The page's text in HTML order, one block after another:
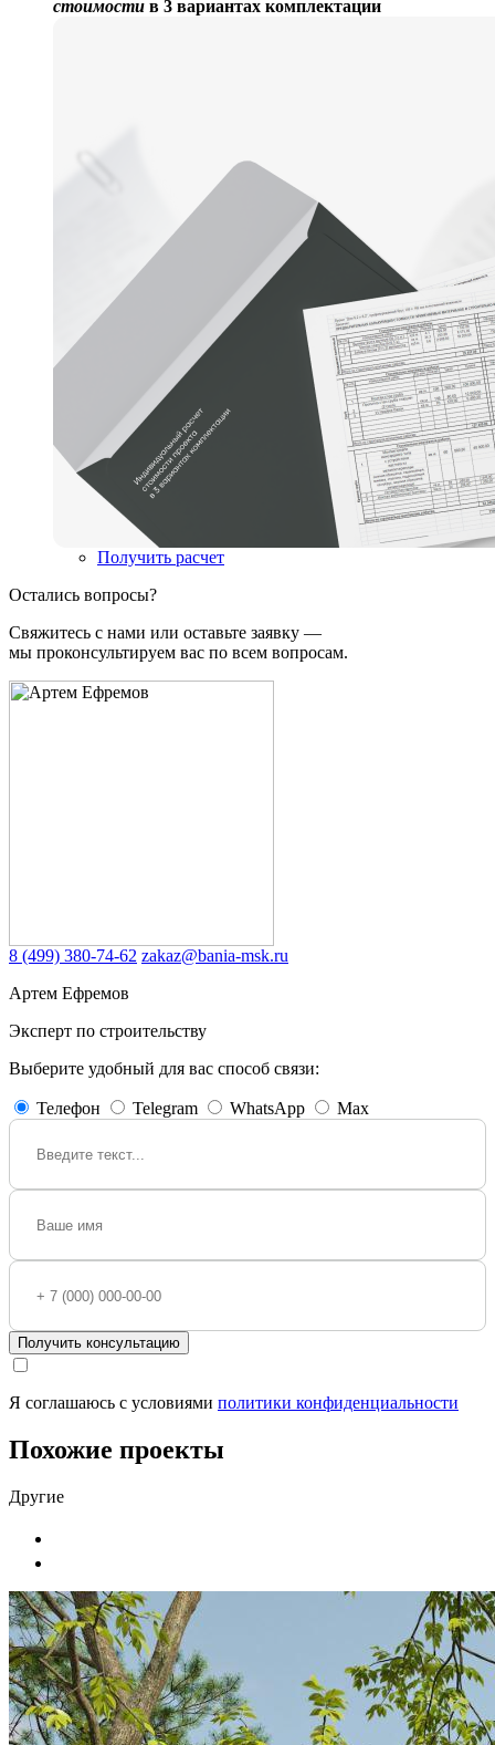
стоимости в 3 вариантах комплектации
Получить расчет
Остались вопросы?
Свяжитесь с нами или оставьте заявку —
мы проконсультируем вас по всем вопросам.
8 (499) 380-74-62 zakaz@bania-msk.ru
Артем Ефремов
Эксперт по строительству
Выберите удобный для вас способ связи:
Телефон Telegram WhatsApp Max
Получить консультацию
Я соглашаюсь с условиями политики конфиденциальности
Похожие проекты
Другие